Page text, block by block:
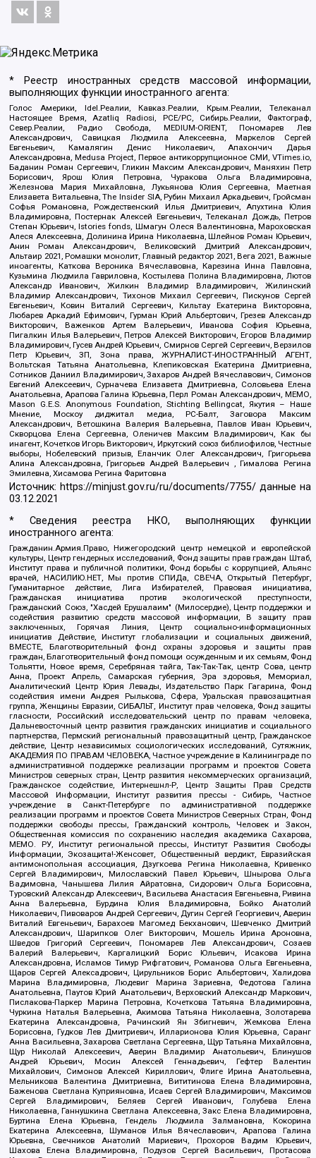
* Реестр иностранных средств массовой информации,
выполняющих функции иностранного агента:
Голос Америки, Idel.Реалии, Кавказ.Реалии, Крым.Реалии, Телеканал
Настоящее Время, Azatliq Radiosi, PCE/PC, Сибирь.Реалии, Фактограф,
Север.Реалии, Радио Свобода, MEDIUM-ORIENT, Пономарев Лев
Александрович, Савицкая Людмила Алексеевна, Маркелов Сергей
Евгеньевич, Камалягин Денис Николаевич, Апахончич Дарья
Александровна, Medusa Project, Первое антикоррупционное СМИ, VTimes.io,
Баданин Роман Сергеевич, Гликин Максим Александрович, Маняхин Петр
Борисович, Ярош Юлия Петровна, Чуракова Ольга Владимировна,
Железнова Мария Михайловна, Лукьянова Юлия Сергеевна, Маетная
Елизавета Витальевна, The Insider SIA, Рубин Михаил Аркадьевич, Гройсман
Софья Романовна, Рождественский Илья Дмитриевич, Апухтина Юлия
Владимировна, Постернак Алексей Евгеньевич, Телеканал Дождь, Петров
Степан Юрьевич, Istories fonds, Шмагун Олеся Валентиновна, Мароховская
Алеся Алексеевна, Долинина Ирина Николаевна, Шлейнов Роман Юрьевич,
Анин Роман Александрович, Великовский Дмитрий Александрович,
Альтаир 2021, Ромашки монолит, Главный редактор 2021, Вега 2021, Важные
иноагенты, Каткова Вероника Вячеславовна, Карезина Инна Павловна,
Кузьмина Людмила Гавриловна, Костылева Полина Владимировна, Лютов
Александр Иванович, Жилкин Владимир Владимирович, Жилинский
Владимир Александрович, Тихонов Михаил Сергеевич, Пискунов Сергей
Евгеньевич, Ковин Виталий Сергеевич, Кильтау Екатерина Викторовна,
Любарев Аркадий Ефимович, Гурман Юрий Альбертович, Грезев Александр
Викторович, Важенков Артем Валерьевич, Иванова София Юрьевна,
Пигалкин Илья Валерьевич, Петров Алексей Викторович, Егоров Владимир
Владимирович, Гусев Андрей Юрьевич, Смирнов Сергей Сергеевич, Верзилов
Петр Юрьевич, ЗП, Зона права, ЖУРНАЛИСТ-ИНОСТРАННЫЙ АГЕНТ,
Вольтская Татьяна Анатольевна, Клепиковская Екатерина Дмитриевна,
Сотников Даниил Владимирович, Захаров Андрей Вячеславович, Симонов
Евгений Алексеевич, Сурначева Елизавета Дмитриевна, Соловьева Елена
Анатольевна, Арапова Галина Юрьевна, Перл Роман Александрович, МЕМО,
Mason G.E.S. Anonymous Foundation, Stichting Bellingcat, Якутия – Наше
Мнение, Москоу диджитал медиа, РС-Балт, Заговора Максим
Александрович, Ветошкина Валерия Валерьевна, Павлов Иван Юрьевич,
Скворцова Елена Сергеевна, Оленичев Максим Владимирович, Как бы
инагент, Кочетков Игорь Викторович, Иркутский союз библиофилов, Честные
выборы, Нобелевский призыв, Еланчик Олег Александрович, Григорьева
Алина Александровна, Григорьев Андрей Валерьевич , Гималова Регина
Эмилевна, Хисамова Регина Фаритовна
Источник: https://minjust.gov.ru/ru/documents/7755/ данные на
03.12.2021
* Сведения реестра НКО, выполняющих функции
иностранного агента:
Гражданин.Армия.Право, Нижегородский центр немецкой и европейской
культуры, Центр гендерных исследований, Фонд защиты прав граждан Штаб,
Институт права и публичной политики, Фонд борьбы с коррупцией, Альянс
врачей, НАСИЛИЮ.НЕТ, Мы против СПИДа, СВЕЧА, Открытый Петербург,
Гуманитарное действие, Лига Избирателей, Правовая инициатива,
Гражданская инициатива против экологической преступности,
Гражданский Союз, "Хасдей Ерушалаим" (Милосердие), Центр поддержки и
содействия развитию средств массовой информации, В защиту прав
заключенных, Горячая Линия, Центр социально-информационных
инициатив Действие, Институт глобализации и социальных движений,
ВМЕСТЕ, Благотворительный фонд охраны здоровья и защиты прав
граждан, Благотворительный фонд помощи осужденным и их семьям, Фонд
Тольятти, Новое время, Серебряная тайга, Так-Так-Так, центр Сова, центр
Анна, Проект Апрель, Самарская губерния, Эра здоровья, Мемориал,
Аналитический Центр Юрия Левады, Издательство Парк Гагарина, Фонд
содействия имени Андрея Рылькова, Сфера, Уральская правозащитная
группа, Женщины Евразии, СИБАЛЬТ, Институт прав человека, Фонд защиты
гласности, Российский исследовательский центр по правам человека,
Дальневосточный центр развития гражданских инициатив и социального
партнерства, Пермский региональный правозащитный центр, Гражданское
действие, Центр независимых социологических исследований, Сутяжник,
АКАДЕМИЯ ПО ПРАВАМ ЧЕЛОВЕКА, Частное учреждение в Калининграде по
административной поддержке реализации программ и проектов Совета
Министров северных стран, Центр развития некоммерческих организаций,
Гражданское содействие, Интернешнл-Р, Центр Защиты Прав Средств
Массовой Информации, Институт развития прессы - Сибирь, Частное
учреждение в Санкт-Петербурге по административной поддержке
реализации программ и проектов Совета Министров Северных Стран, Фонд
поддержки свободы прессы, Гражданский контроль, Человек и Закон,
Общественная комиссия по сохранению наследия академика Сахарова,
МЕМО. РУ, Институт региональной прессы, Институт Развития Свободы
Информации, Экозащита!-Женсовет, Общественный вердикт, Евразийская
антимонопольная ассоциация, Дзугкоева Регина Николаевна, Кривенко
Сергей Владимирович, Милославский Павел Юрьевич, Шнырова Ольга
Вадимовна, Чанышева Лилия Айратовна, Сидорович Ольга Борисовна,
Туровский Александр Алексеевич, Васильева Анастасия Евгеньевна, Ривина
Анна Валерьевна, Бурдина Юлия Владимировна, Бойко Анатолий
Николаевич, Пивоваров Андрей Сергеевич, Дугин Сергей Георгиевич, Аверин
Виталий Евгеньевич, Барахоев Магомед Бекханович, Шевченко Дмитрий
Александрович, Шарипков Олег Викторович, Мошель Ирина Ароновна,
Шведов Григорий Сергеевич, Пономарев Лев Александрович, Созаев
Валерий Валерьевич, Каргалицкий Борис Юльевич, Исакова Ирина
Александровна, Исламов Тимур Рифгатович, Романова Ольга Евгеньевна,
Щаров Сергей Алексадрович, Цирульников Борис Альбертович, Халидова
Марина Владимировна, Людевиг Марина Зариевна, Федотова Галина
Анатольевна, Паутов Юрий Анатольевич, Верховский Александр Маркович,
Пислакова-Паркер Марина Петровна, Кочеткова Татьяна Владимировна,
Чуркина Наталья Валерьевна, Акимова Татьяна Николаевна, Золотарева
Екатерина Александровна, Рачинский Ян Збигневич, Жемкова Елена
Борисовна, Гудков Лев Дмитриевич, Илларионова Юлия Юрьевна, Саранг
Анна Васильевна, Захарова Светлана Сергеевна, Щур Татьяна Михайловна,
Щур Николай Алексеевич, Аверин Владимир Анатольевич, Блинушов
Андрей Юрьевич, Мосин Алексей Геннадьевич, Гефтер Валентин
Михайлович, Симонов Алексей Кириллович, Флиге Ирина Анатольевна,
Мельникова Валентина Дмитриевна, Вититинова Елена Владимировна,
Баженова Светлана Куприяновна, Исаев Сергей Владимирович, Максимов
Сергей Владимирович, Беляев Сергей Иванович, Голубева Елена
Николаевна, Ганнушкина Светлана Алексеевна, Закс Елена Владимировна,
Буртина Елена Юрьевна, Гендель Людмила Залмановна, Кокорина
Екатерина Алексеевна, Шуманов Илья Вячеславович, Арапова Галина
Юрьевна, Свечников Анатолий Мариевич, Прохоров Вадим Юрьевич,
Шахова Елена Владимировна, Подузов Сергей Васильевич, Протасова